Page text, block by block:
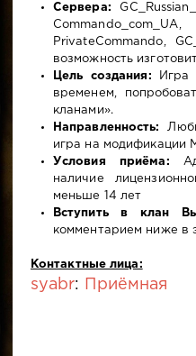
Сервера:
PrivateCommando,
возможность
Цель создания: Игра
временем,
кланами».
Направленность:
игра на модификации
Условия приёма:
наличие
меньше 14 лет
Вступить в клан
комментарием ниже в
Контактные лица:
syabr: Приёмная